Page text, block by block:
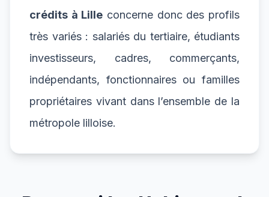
crédits à Lille concerne donc des profils
très variés : salariés du tertiaire, étudiants
investisseurs, cadres, commerçants,
indépendants, fonctionnaires ou familles
propriétaires vivant dans l’ensemble de la
métropole lilloise.